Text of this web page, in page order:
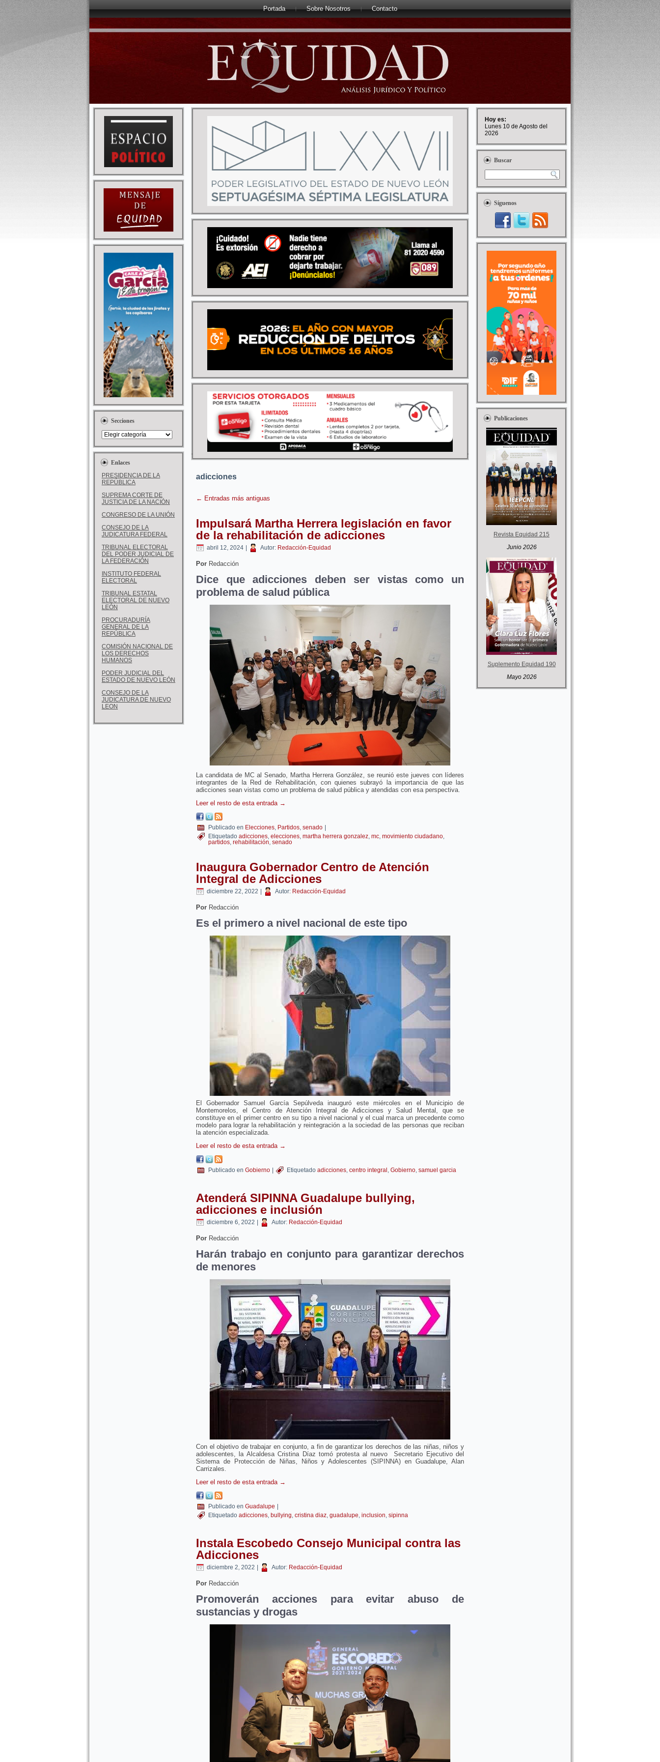
Portada Sobre Nosotros Contacto
Secciones
Enlaces
PRESIDENCIA DE LA
REPÚBLICA
SUPREMA CORTE DE
JUSTICIA DE LA NACIÓN
CONGRESO DE LA UNIÓN
CONSEJO DE LA
JUDICATURA FEDERAL
TRIBUNAL ELECTORAL
DEL PODER JUDICIAL DE
LA FEDERACIÓN
INSTITUTO FEDERAL
ELECTORAL
TRIBUNAL ESTATAL
ELECTORAL DE NUEVO
LEÓN
PROCURADURÍA
GENERAL DE LA
REPÚBLICA
COMISIÓN NACIONAL DE
LOS DERECHOS
HUMANOS
PODER JUDICIAL DEL
ESTADO DE NUEVO LEÓN
CONSEJO DE LA
JUDICATURA DE NUEVO
LEON
adicciones
← Entradas más antiguas
Impulsará Martha Herrera legislación en favor
de la rehabilitación de adicciones
abril 12, 2024 Autor: Redacción-Equidad
Por Redacción
Dice que adicciones deben ser vistas como un
problema de salud pública
La candidata de MC al Senado, Martha Herrera González, se reunió este jueves con líderes
integrantes de la Red de Rehabilitación, con quienes subrayó la importancia de que las
adicciones sean vistas como un problema de salud pública y atendidas con esa perspectiva.
Leer el resto de esta entrada →
Publicado en Elecciones, Partidos, senado
Etiquetado adicciones, elecciones, martha herrera gonzalez, mc, movimiento ciudadano,
partidos, rehabilitación, senado
Inaugura Gobernador Centro de Atención
Integral de Adicciones
diciembre 22, 2022 Autor: Redacción-Equidad
Por Redacción
Es el primero a nivel nacional de este tipo
El Gobernador Samuel García Sepúlveda inauguró este miércoles en el Municipio de
Montemorelos, el Centro de Atención Integral de Adicciones y Salud Mental, que se
constituye en el primer centro en su tipo a nivel nacional y el cual marca un precedente como
modelo para lograr la rehabilitación y reintegración a la sociedad de las personas que reciban
la atención especializada.
Leer el resto de esta entrada →
Publicado en Gobierno Etiquetado adicciones, centro integral , Gobierno, samuel garcia
Atenderá SIPINNA Guadalupe bullying,
adicciones e inclusión
diciembre 6, 2022 Autor: Redacción-Equidad
Por Redacción
Harán trabajo en conjunto para garantizar derechos
de menores
Con el objetivo de trabajar en conjunto, a fin de garantizar los derechos de las niñas, niños y
adolescentes, la Alcaldesa Cristina Díaz tomó protesta al nuevo Secretario Ejecutivo del
Sistema de Protección de Niñas, Niños y Adolescentes (SIPINNA) en Guadalupe, Alan
Carrizales.
Leer el resto de esta entrada →
Publicado en Guadalupe
Etiquetado adicciones, bullying, cristina diaz, guadalupe, inclusion, sipinna
Instala Escobedo Consejo Municipal contra las
Adicciones
diciembre 2, 2022 Autor: Redacción-Equidad
Por Redacción
Promoverán acciones para evitar abuso de
sustancias y drogas
Hoy es:
Lunes 10 de Agosto del
2026
Buscar
Síguenos
Publicaciones
Revista Equidad 215
Junio 2026
Suplemento Equidad 190
Mayo 2026